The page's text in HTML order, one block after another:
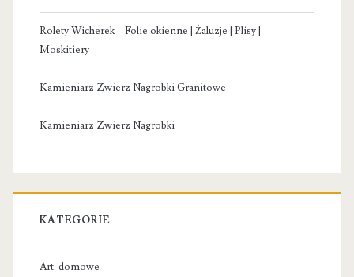
Rolety Wicherek – Folie okienne | Żaluzje | Plisy |
Moskitiery
Kamieniarz Zwierz Nagrobki Granitowe
Kamieniarz Zwierz Nagrobki
KATEGORIE
Art. domowe